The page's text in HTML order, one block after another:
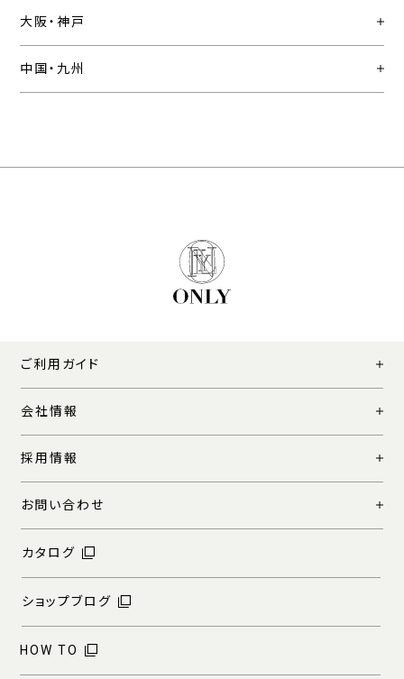
大阪・神戸
中国・九州
ご利用ガイド
会社情報
採用情報
お問い合わせ
カタログ
ショップブログ
HOW TO